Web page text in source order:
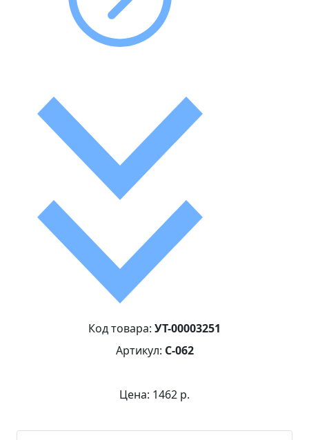
Код товара: УТ-00003251
Артикул: С-062
Цена: 1462 р.